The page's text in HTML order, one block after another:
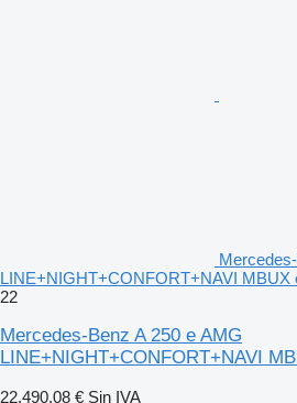
LINE+NIGHT+CONFORT+NAVI MBUX
22
Mercedes-Benz A 250 e AMG
LINE+NIGHT+CONFORT+NAVI
22.490,08 € Sin IVA